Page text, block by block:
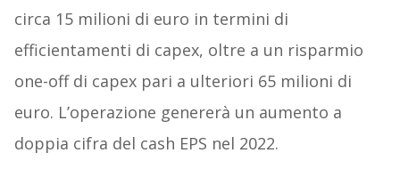
circa 15 milioni di euro in termini di
efficientamenti di capex, oltre a un risparmio
one-off di capex pari a ulteriori 65 milioni di
euro. L’operazione genererà un aumento a
doppia cifra del cash EPS nel 2022.